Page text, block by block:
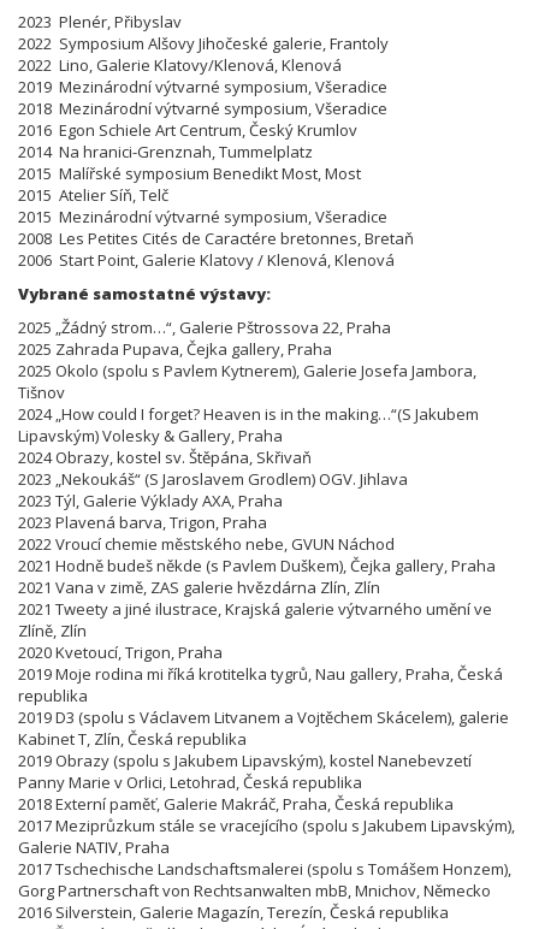
2023 Plenér, Přibyslav
2022 Symposium Alšovy Jihočeské galerie, Frantoly
2022 Lino, Galerie Klatovy/Klenová, Klenová
2019 Mezinárodní výtvarné symposium, Všeradice
2018 Mezinárodní výtvarné symposium, Všeradice
2016 Egon Schiele Art Centrum, Český Krumlov
2014 Na hranici-Grenznah, Tummelplatz
2015 Malířské symposium Benedikt Most, Most
2015 Atelier Síň, Telč
2015 Mezinárodní výtvarné symposium, Všeradice
2008 Les Petites Cités de Caractére bretonnes, Bretaň
2006 Start Point, Galerie Klatovy / Klenová, Klenová
Vybrané samostatné výstavy:
2025 „Žádný strom…“, Galerie Pštrossova 22, Praha
2025 Zahrada Pupava, Čejka gallery, Praha
2025 Okolo (spolu s Pavlem Kytnerem), Galerie Josefa Jambora,
Tišnov
2024 „How could I forget? Heaven is in the making…“(S Jakubem
Lipavským) Volesky & Gallery, Praha
2024 Obrazy, kostel sv. Štěpána, Skřivaň
2023 „Nekoukáš“ (S Jaroslavem Grodlem) OGV. Jihlava
2023 Týl, Galerie Výklady AXA, Praha
2023 Plavená barva, Trigon, Praha
2022 Vroucí chemie městského nebe, GVUN Náchod
2021 Hodně budeš někde (s Pavlem Duškem), Čejka gallery, Praha
2021 Vana v zimě, ZAS galerie hvězdárna Zlín, Zlín
2021 Tweety a jiné ilustrace, Krajská galerie výtvarného umění ve
Zlíně, Zlín
2020 Kvetoucí, Trigon, Praha
2019 Moje rodina mi říká krotitelka tygrů, Nau gallery, Praha, Česká
republika
2019 D3 (spolu s Václavem Litvanem a Vojtěchem Skácelem), galerie
Kabinet T, Zlín, Česká republika
2019 Obrazy (spolu s Jakubem Lipavským), kostel Nanebevzetí
Panny Marie v Orlici, Letohrad, Česká republika
2018 Externí paměť, Galerie Makráč, Praha, Česká republika
2017 Meziprůzkum stále se vracejícího (spolu s Jakubem Lipavským),
Galerie NATIV, Praha
2017 Tschechische Landschaftsmalerei (spolu s Tomášem Honzem),
Gorg Partnerschaft von Rechtsanwalten mbB, Mnichov, Německo
2016 Silverstein, Galerie Magazín, Terezín, Česká republika